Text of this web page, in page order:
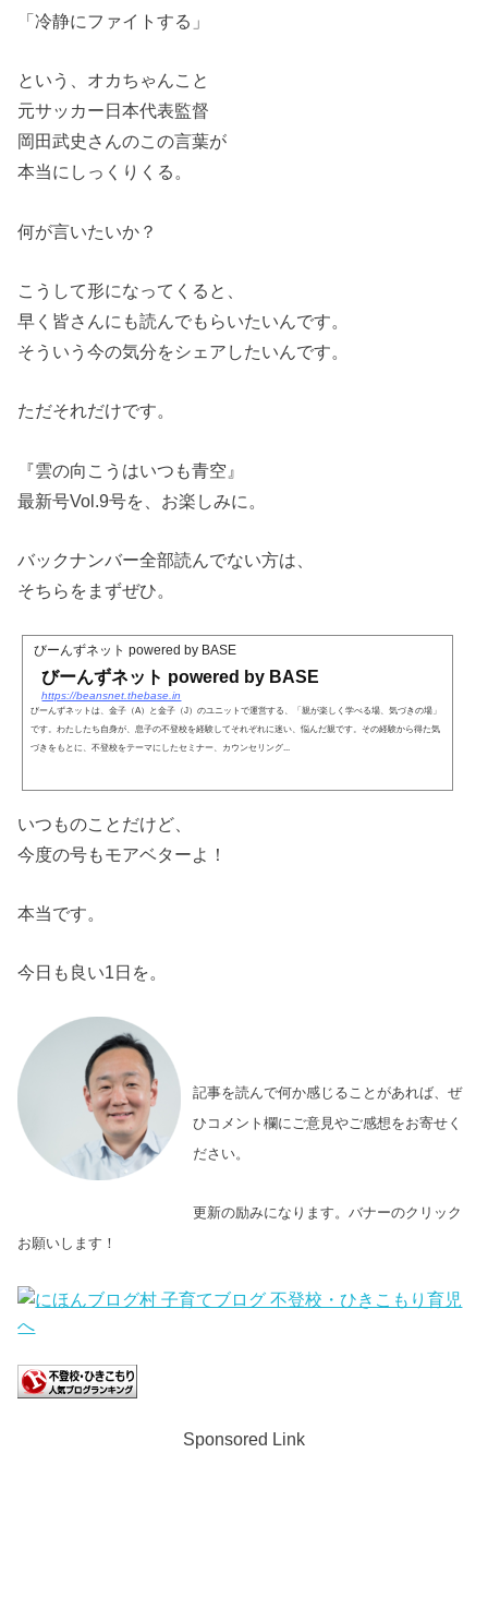
「冷静にファイトする」
という、オカちゃんこと
元サッカー日本代表監督
岡田武史さんのこの言葉が
本当にしっくりくる。
何が言いたいか？
こうして形になってくると、
早く皆さんにも読んでもらいたいんです。
そういう今の気分をシェアしたいんです。
ただそれだけです。
『雲の向こうはいつも青空』
最新号Vol.9号を、お楽しみに。
バックナンバー全部読んでない方は、
そちらをまずぜひ。
びーんずネット powered by BASE
びーんずネット powered by BASE
https://beansnet.thebase.in
びーんずネットは、金子（A）と金子（J）のユニットで運営する、「親が楽しく学べる場、気づきの場」
です。わたしたち自身が、息子の不登校を経験してそれぞれに迷い、悩んだ親です。その経験から得た気
づきをもとに、不登校をテーマにしたセミナー、カウンセリング...
いつものことだけど、
今度の号もモアベターよ！
本当です。
今日も良い1日を。
記事を読んで何か感じることがあれば、ぜ
ひコメント欄にご意見やご感想をお寄せく
ださい。
更新の励みになります。バナーのクリック
お願いします！
Sponsored Link